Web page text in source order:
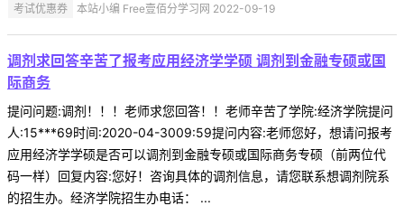
考试优惠券 本站小编 Free壹佰分学习网 2022-09-19
调剂求回答辛苦了报考应用经济学学硕 调剂到金融专硕或国
际商务
提问问题:调剂！！！老师求您回答！！老师辛苦了学院:经济学院提问
人:15***69时间:2020-04-3009:59提问内容:老师您好，想请问报考
应用经济学学硕是否可以调剂到金融专硕或国际商务专硕（前两位代
码一样）回复内容:您好！咨询具体的调剂信息，请您联系想调剂院系
的招生办。经济学院招生办电话： ...